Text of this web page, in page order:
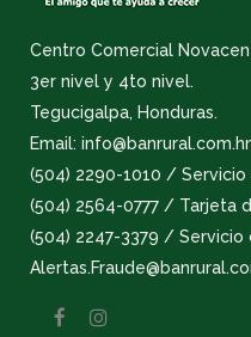
Centro Comercial
3er nivel y 4to nivel.
Tegucigalpa, Honduras.
Email:
(504) 2290-1010 / Servicio
(504) 2564-0777 / Tarjeta
(504) 2247-3379 / Servicio